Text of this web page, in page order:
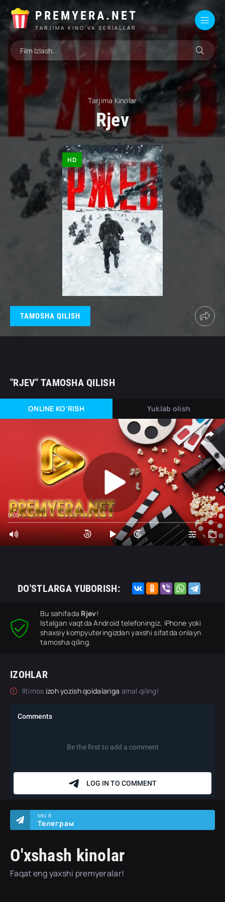
PREMYERA.NET
TARJIMA KINO VA SERIALLAR
Tarjima Kinolar
Rjev
HD
TAMOSHA QILISH
"RJEV" TAMOSHA QILISH
ONLINE KO'RISH Yuklab olish
0:00 0:00
DO'STLARGA YUBORISH:
Bu sahifada Rjev!
Istalgan vaqtda Android telefoningiz, iPhone yoki
shaxsiy kompyuteringizdan yaxshi sifatda onlayn
tamosha qiling.
IZOHLAR
Iltimos izoh yozish qoidalariga amal qiling!
O'xshash kinolar
Faqat eng yaxshi premyeralar!
МЫ В
Телеграм